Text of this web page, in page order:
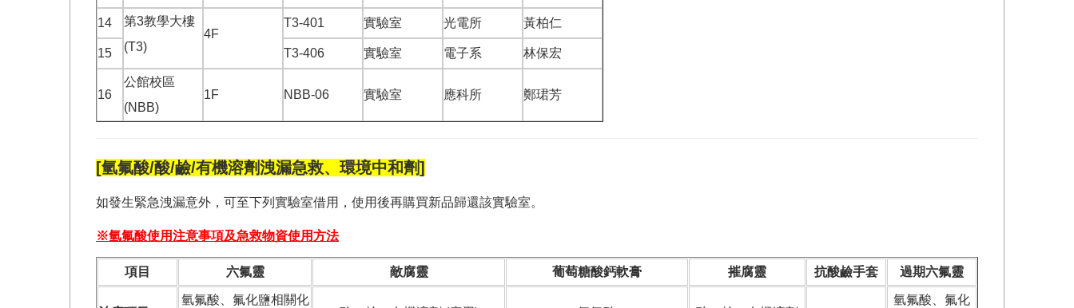
14
第3教學大樓
(T3)
4F
T3-401 實驗室 光電所 黃柏仁
15 T3-406 實驗室 電子系 林保宏
16
公館校區
(NBB)
1F NBB-06 實驗室 應科所 鄭珺芳
[氫氟酸/酸/鹼/有機溶劑洩漏急救、環境中和劑]
如發生緊急洩漏意外，可至下列實驗室借用，使用後再購買新品歸還該實驗室。
※氫氟酸使用注意事項及急救物資使用方法
項目 六氟靈 敵腐靈 葡萄糖酸鈣軟膏 摧腐靈 抗酸鹼手套 過期六氟靈
氫氟酸、氟化鹽相關化
氫氟酸、氟化